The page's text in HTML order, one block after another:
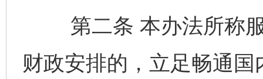
第二条 本办法所称服
财政安排的，立足畅通